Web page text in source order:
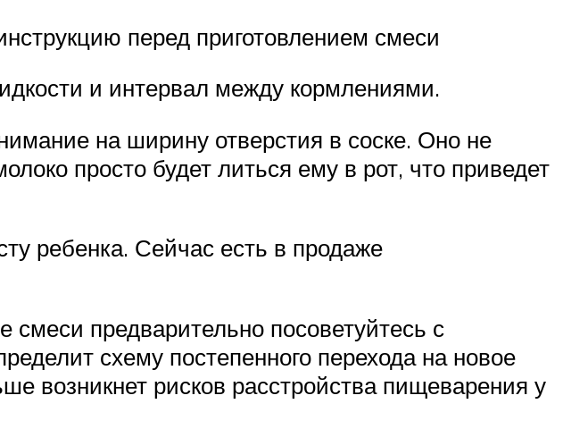
перед приготовлением смеси
и интервал между кормлениями.
на ширину отверстия в соске. Оно не
просто будет литься ему в рот, что приведет
ребенка. Сейчас есть в продаже
предварительно посоветуйтесь с
схему постепенного перехода на новое
возникнет рисков расстройства пищеварения у